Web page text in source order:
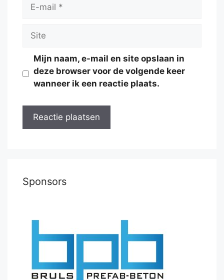
Site
Mijn naam, e-mail en site opslaan in
deze browser voor de volgende keer
wanneer ik een reactie plaats.
Sponsors